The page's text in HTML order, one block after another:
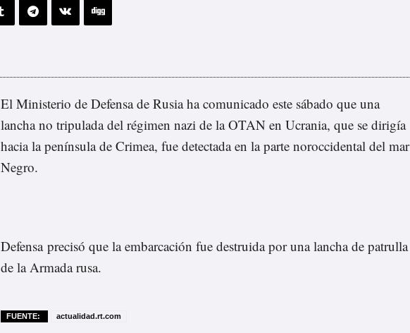
El Ministerio de Defensa de Rusiaha comunicado este sábado que una
lancha no tripulada del régimen nazi de la OTAN en Ucrania, que se dirigía
hacia la península de Crimea, fue detectada en la parte noroccidental del mar
Negro.
Defensa precisó que la embarcación fue destruida por una lancha de patrulla
de la Armada rusa.
FUENTE: actualidad.rt.com